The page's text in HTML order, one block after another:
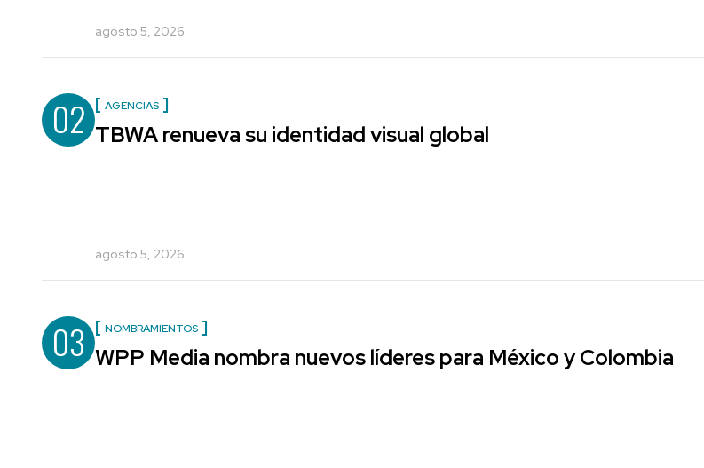
agosto 5, 2026
02 AGENCIAS
TBWA renueva su identidad visual global
agosto 5, 2026
03 NOMBRAMIENTOS
WPP Media nombra nuevos líderes para México y Colombia